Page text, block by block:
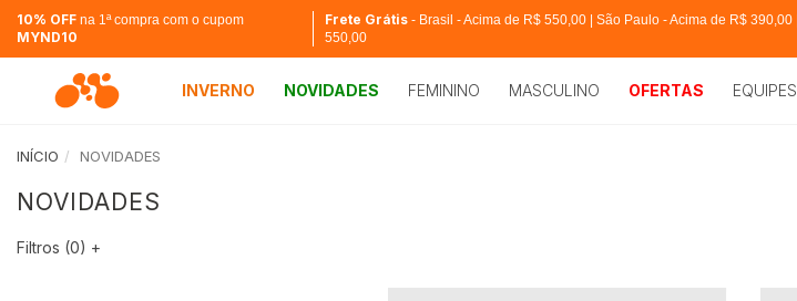
10% OFF na 1ª compra com o cupom
MYND10
Frete Grátis- Brasil - Acima de R$ 550,00 | São Paulo - Acima de R$ 390,00 |
550,00
INVERNO NOVIDADES FEMININO MASCULINO OFERTAS EQUIPES
INÍCIO NOVIDADES
NOVIDADES
Filtros (0) +